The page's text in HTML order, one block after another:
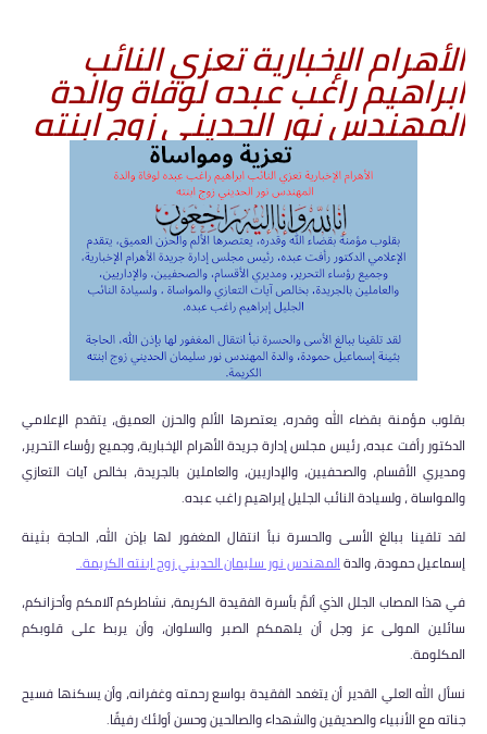
الأهرام الإخبارية تعزي النائب
ابراهيم راغب عبده لوفاة والدة
المهندس نور الحديني زوج ابنته
بقلوب مؤمنة بقضاء الله وقدره، يعتصرها الألم والحزن العميق، يتقدم الإعلامي
الدكتور رأفت عبده، رئيس مجلس إدارة جريدة الأهرام الإخبارية، وجميع رؤساء التحرير،
ومديري الأقسام، والصحفيين، والإداريين، والعاملين بالجريدة، بخالص آيات التعازي
والمواساة ، ولسيادة النائب الجليل إبراهيم راغب عبده.
لقد تلقينا ببالغ الأسى والحسرة نبأ انتقال المغفور لها بإذن الله، الحاجة بثينة
إسماعيل حمودة، والدةالمهندس نور سليمان الحديني زوج ابنته الكريمة.
في هذا المصاب الجلل الذي ألمَّ بأسرة الفقيدة الكريمة، نشاطركم آلامكم وأحزانكم،
سائلين المولى عز وجل أن يلهمكم الصبر والسلوان، وأن يربط على قلوبكم
المكلومة.
نسأل الله العلي القدير أن يتغمد الفقيدة بواسع رحمته وغفرانه، وأن يسكنها فسيح
جناته مع الأنبياء والصديقين والشهداء والصالحين وحسن أولئك رفيقًا.